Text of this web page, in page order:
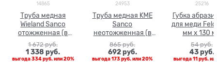
14865
Труба медная
Wieland Sanco
отожженная (в
бухтах) 22 x 1.0
1 672 руб.
1 338 руб.
выгода334 руб.или20%
24953
Труба медная KME
Sanco
неотожженная (в
штанге 5 м) 22 x 1.0
865 руб.
692 руб.
выгода173 руб.или20%
25216
Губка
для меди
мм х 130
54 руб.
43 руб.
выгода11 руб.